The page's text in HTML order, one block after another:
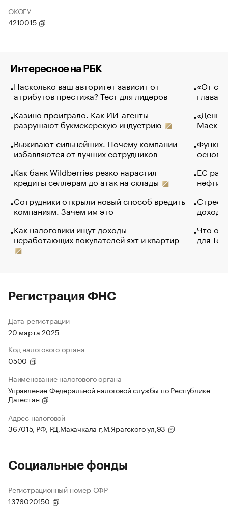
ОКОГУ
4210015
Интересное на РБК
Насколько ваш авторитет зависит от
атрибутов престижа? Тест для лидеров
Казино проиграло. Как ИИ-агенты
разрушают букмекерскую индустрию
Выживают сильнейших. Почему компании
избавляются от лучших сотрудников
Как банк Wildberries резко нарастил
кредиты селлерам до атак на склады
Сотрудники открыли новый способ вредить
компаниям. Зачем им это
Как налоговики ищут доходы
неработающих покупателей яхт и квартир
«От
глава
Маск в
основ
ЕС
нефти
Что
для
Регистрация ФНС
Дата регистрации
20 марта 2025
Код налогового органа
0500
Наименование налогового органа
Управление Федеральной налоговой службы по Республике
Дагестан
Адрес налоговой
367015, РФ, РД,Махачкала г,М.Ярагского ул,93
Социальные фонды
Регистрационный номер СФР
1376020150